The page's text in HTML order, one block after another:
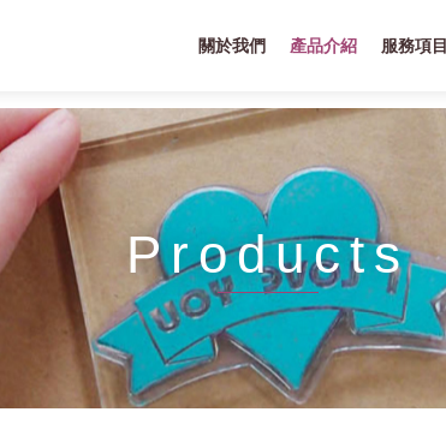
關於我們 產品介紹 服務項目
Products